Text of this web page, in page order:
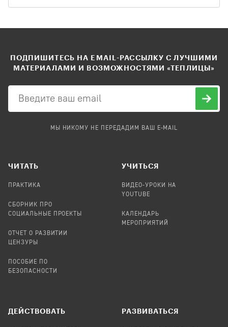
ПОДПИШИТЕСЬ НА EMAIL-РАССЫЛКУ С ЛУЧШИМИ
МАТЕРИАЛАМИ И ВОЗМОЖНОСТЯМИ «ТЕПЛИЦЫ»
МЫ НИКОМУ НЕ ПЕРЕДАДИМ ВАШ E-MAIL
ЧИТАТЬ
ПРАКТИКА
СБОРНИК ПРО
СОЦИАЛЬНЫЕ ПРОЕКТЫ
ОТЧЕТ О РАЗВИТИИ
ЦЕНЗУРЫ
ПОСОБИЕ ПО
БЕЗОПАСНОСТИ
УЧИТЬСЯ
ВИДЕО-УРОКИ НА
YOUTUBE
КАЛЕНДАРЬ
МЕРОПРИЯТИЙ
ДЕЙСТВОВАТЬ РАЗВИВАТЬСЯ